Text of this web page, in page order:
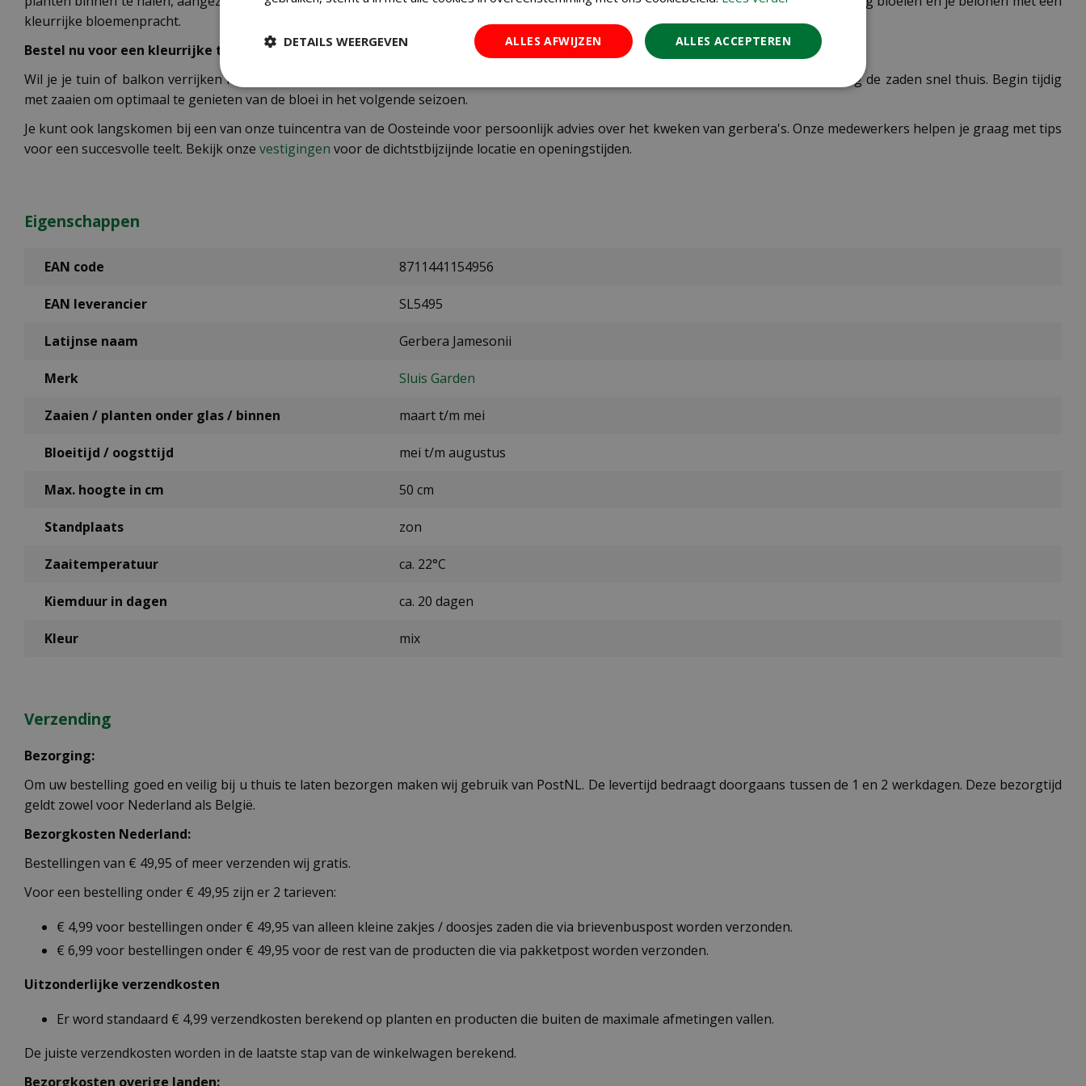
kleurrijke bloemenpracht.
Bestel nu voor een kleurrijke tuin
Wil je je tuin of balkon verrijken met deze prachtige gerbera's? Bestel de Gerbera Jamesonii Choice Mix vandaag nog online en ontvang de zaden snel thuis. Begin tijdig
met zaaien om optimaal te genieten van de bloei in het volgende seizoen.
Je kunt ook langskomen bij een van onze tuincentra van de Oosteinde voor persoonlijk advies over het kweken van gerbera's. Onze medewerkers helpen je graag met tips
voor een succesvolle teelt. Bekijk onze vestigingen voor de dichtstbijzijnde locatie en openingstijden.
Eigenschappen
EAN code 8711441154956
EAN leverancier SL5495
Latijnse naam Gerbera Jamesonii
Merk Sluis Garden
Zaaien / planten onder glas / binnen maart t/m mei
Bloeitijd / oogsttijd mei t/m augustus
Max. hoogte in cm 50 cm
Standplaats zon
Zaaitemperatuur ca. 22°C
Kiemduur in dagen ca. 20 dagen
Kleur mix
Verzending
Bezorging:
Om uw bestelling goed en veilig bij u thuis te laten bezorgen maken wij gebruik van PostNL. De levertijd bedraagt doorgaans tussen de 1 en 2 werkdagen. Deze bezorgtijd
geldt zowel voor Nederland als België.
Bezorgkosten Nederland:
Bestellingen van € 49,95 of meer verzenden wij gratis.
Voor een bestelling onder € 49,95 zijn er 2 tarieven:
€ 4,99 voor bestellingen onder € 49,95 van alleen kleine zakjes / doosjes zaden die via brievenbuspost worden verzonden.
€ 6,99 voor bestellingen onder € 49,95 voor de rest van de producten die via pakketpost worden verzonden.
Uitzonderlijke verzendkosten
Er word standaard € 4,99 verzendkosten berekend op planten en producten die buiten de maximale afmetingen vallen.
De juiste verzendkosten worden in de laatste stap van de winkelwagen berekend.
Bezorgkosten overige landen:
ALLES ACCEPTEREN
ALLES AFWIJZEN
DETAILS WEERGEVEN